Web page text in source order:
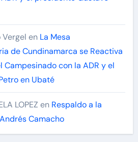
en La Mesa
de Cundinamarca se Reactiva
Campesinado con la ADR y el
en Ubaté
LOPEZ en Respaldo a la
Camacho